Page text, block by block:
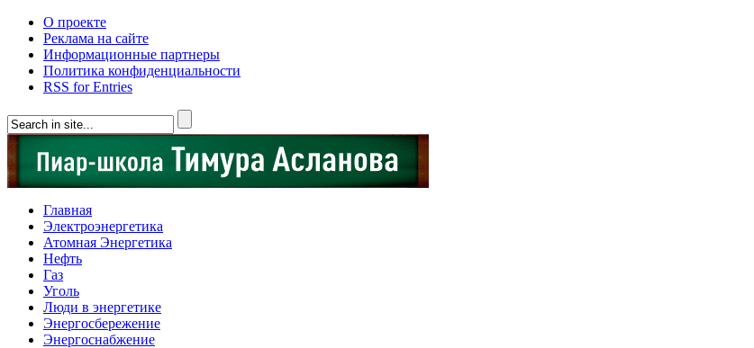
О проекте
Реклама на сайте
Информационные партнеры
Политика конфиденциальности
RSS for Entries
Главная
Электроэнергетика
Атомная Энергетика
Нефть
Газ
Уголь
Люди в энергетике
Энергосбережение
Энергоснабжение